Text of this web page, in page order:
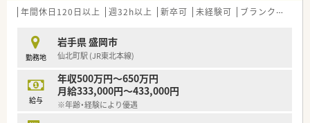
■薬剤師3名と事務4名の計7名体制で運営しており、スタッフ間
います。
【こんな方にオススメ】
■岩手県内で年収700万円以上の高待遇を探している方にとっ
て、これ以上の条件はなかなか見つからないほどのおすすめ案件
です。
■残業を極力減らして、定時退社に近い形で帰宅したいと考えて
年間休日120日以上 週32h以上 新卒可 未経験可 ブランク可
勤務地
岩手県 盛岡市
仙北町駅 (JR東北本線)
給与
年収500万円～650万円
月給333,000円～433,000円
※年齢・経験により優遇